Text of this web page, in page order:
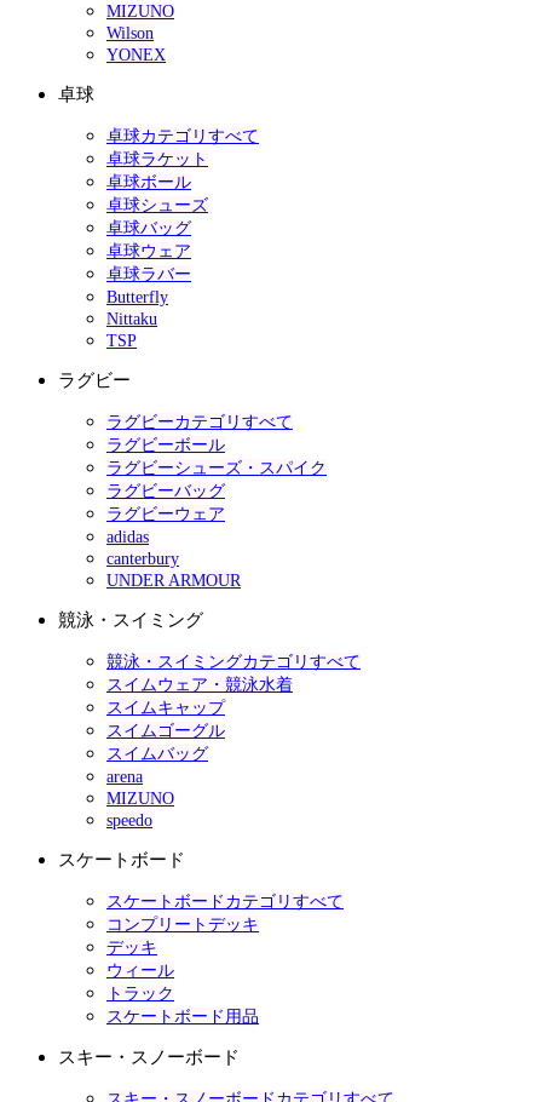
MIZUNO
Wilson
YONEX
卓球
卓球カテゴリすべて
卓球ラケット
卓球ボール
卓球シューズ
卓球バッグ
卓球ウェア
卓球ラバー
Butterfly
Nittaku
TSP
ラグビー
ラグビーカテゴリすべて
ラグビーボール
ラグビーシューズ・スパイク
ラグビーバッグ
ラグビーウェア
adidas
canterbury
UNDER ARMOUR
競泳・スイミング
競泳・スイミングカテゴリすべて
スイムウェア・競泳水着
スイムキャップ
スイムゴーグル
スイムバッグ
arena
MIZUNO
speedo
スケートボード
スケートボードカテゴリすべて
コンプリートデッキ
デッキ
ウィール
トラック
スケートボード用品
スキー・スノーボード